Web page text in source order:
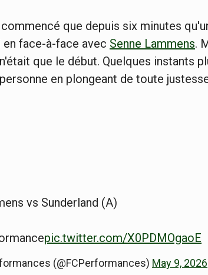
que depuis six minutes
en face-à-face avec Senne Lammens.
que le début. Quelques instants
en plongeant de toute
vs Sunderland (A)
pic.twitter.com/X0PDMOgaoE
(@FCPerformances) May 9, 2026